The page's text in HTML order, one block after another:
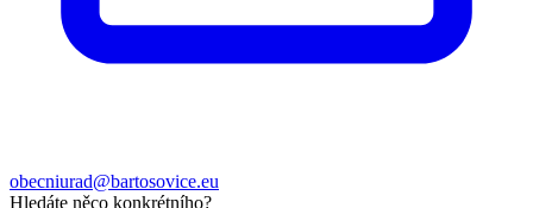
obecniurad@bartosovice.eu
Hledáte něco konkrétního?